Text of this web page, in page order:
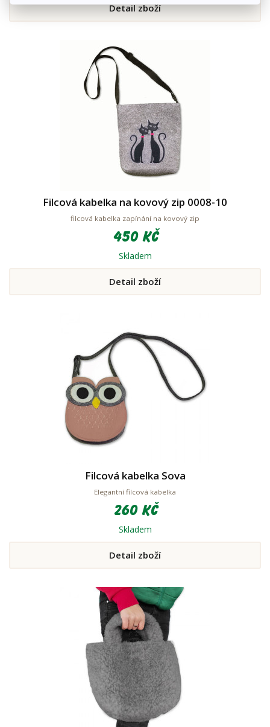
Detail zboží
Filcová kabelka na kovový zip 0008-10
filcová kabelka zapínání na kovový zip
450 Kč
Skladem
Detail zboží
Filcová kabelka Sova
Elegantní filcová kabelka
260 Kč
Skladem
Detail zboží